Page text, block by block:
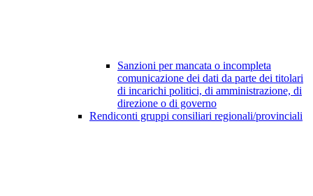
Sanzioni per mancata o incompleta
comunicazione dei dati da parte dei titolari
di incarichi politici, di amministrazione, di
direzione o di governo
Rendiconti gruppi consiliari regionali/provinciali